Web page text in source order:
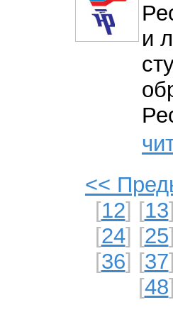
и
<<
[12] [13
[24] [25
[36] [37
[48